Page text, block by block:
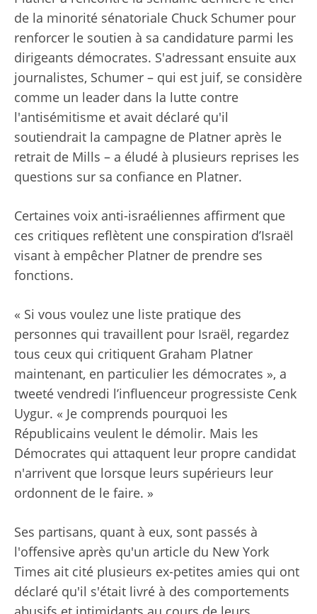
de la minorité sénatoriale Chuck Schumer pour
renforcer le soutien à sa candidature parmi les
dirigeants démocrates. S'adressant ensuite aux
journalistes, Schumer – qui est juif, se considère
comme un leader dans la lutte contre
l'antisémitisme et avait déclaré qu'il
soutiendrait la campagne de Platner après le
retrait de Mills – a éludé à plusieurs reprises les
questions sur sa confiance en Platner.
Certaines voix anti-israéliennes affirment que
ces critiques reflètent une conspiration d’Israël
visant à empêcher Platner de prendre ses
fonctions.
« Si vous voulez une liste pratique des
personnes qui travaillent pour Israël, regardez
tous ceux qui critiquent Graham Platner
maintenant, en particulier les démocrates », a
tweeté vendredi l’influenceur progressiste Cenk
Uygur. « Je comprends pourquoi les
Républicains veulent le démolir. Mais les
Démocrates qui attaquent leur propre candidat
n'arrivent que lorsque leurs supérieurs leur
ordonnent de le faire. »
Ses partisans, quant à eux, sont passés à
l'offensive après qu'un article du New York
Times ait cité plusieurs ex-petites amies qui ont
déclaré qu'il s'était livré à des comportements